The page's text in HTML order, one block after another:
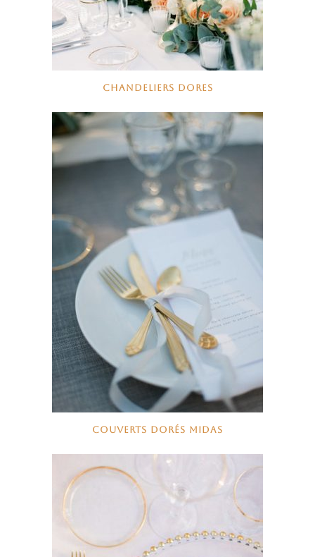
CHANDELIERS DORES
COUVERTS DORÉS MIDAS